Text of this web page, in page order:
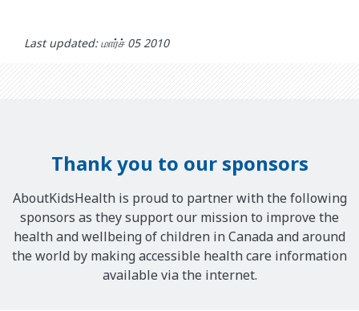
Last updated: மார்ச் 05 2010
Thank you to our sponsors
AboutKidsHealth is proud to partner with the following
sponsors as they support our mission to improve the
health and wellbeing of children in Canada and around
the world by making accessible health care information
available via the internet.